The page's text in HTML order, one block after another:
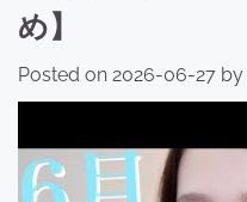
め】
Posted on 2026-06-27 by